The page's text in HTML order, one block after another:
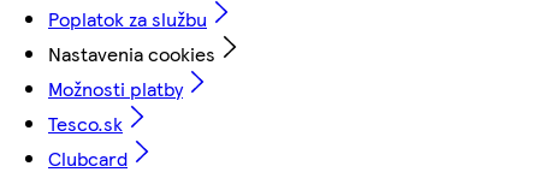
Poplatok za službu
Nastavenia cookies
Možnosti platby
Tesco.sk
Clubcard